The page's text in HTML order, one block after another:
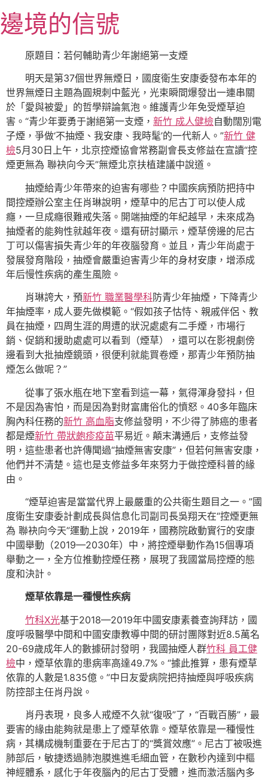
至
主
邊境的信號
原題目：若何輔助青少年謝絕第一支煙
明天是第37個世界無煙日，國度衛生安康委發布本年的
世界無煙日主題為圓規刺中藍光，光束瞬間爆發出一連串關
於「愛與被愛」的哲學辯論氣泡。維護青少年免受煙草迫
害。“青少年要勇于謝絕第一支煙， 新竹 成人健檢自動闊別電
子煙，爭做‘不抽煙、我安康、我時髦’的一代新人。”新竹 健
檢5月30日上午，北京控煙協會常務副會長支修益在宣讀“控
煙更無為 聯袂向今天”無煙北京扶植建議中說道。
抽煙給青少年帶來的迫害有哪些？中國疾病預防把持中
間控煙辦公室主任肖琳說明，煙草中的尼古丁可以使人成
癮，一旦成癮很難戒失落。開端抽煙的年紀越早，未來成為
抽煙者的能夠性就越年夜。還有研討顯示，煙草傍邊的尼古
丁可以傷害損失青少年的年夜腦發育。並且，青少年尚處于
發展發育階段，抽煙會嚴重迫害青少年的身材安康，增添成
年后慢性疾病的產生風險。
肖琳誇大，預新竹 職業醫學科防青少年抽煙，下降青少
年抽煙率，成人要先做模範。“假如孩子怙恃、親戚伴侶、教
員在抽煙，四周生涯的周遭的狀況處處有二手煙，市場行
銷、促銷和援助處處可以看到（煙草），還可以在影視劇傍
邊看到大批抽煙鏡頭，很便利就能買卷煙，那青少年預防抽
煙怎么做呢？”
從事了張水瓶在地下室看到這一幕，氣得渾身發抖，但
不是因為害怕，而是因為對財富庸俗化的憤怒。40多年臨床
胸內科任務的新竹 高血脂支修益發明，不少得了肺癌的患者
都是煙新竹 帶狀皰疹疫苗平易近。顛末溝通后，支修益發
明，這些患者也許傳聞過“抽煙無害安康”，但若何無害安康，
他們并不清楚。這也是支修益多年來努力于做控煙科普的緣
由。
“煙草迫害是當當代界上最嚴重的公共衛生題目之一。”國
度衛生安康委計劃成長與信息化司副司長吳翔天在“控煙更無
為 聯袂向今天”運動上說，2019年，國務院啟動實行的安康
中國舉動（2019—2030年）中，將控煙舉動作為15個專項
舉動之一，全方位推動控煙任務，展現了我國當局控煙的態
度和決計。
煙草依靠是一種慢性疾病
竹科X光基于2018—2019年中國安康素養查詢拜訪，國
度呼吸醫學中間和中國安康教導中間的研討團隊對近8.5萬名
20-69歲成年人的數據研討發明，我國抽煙人群竹科 員工健
檢中，煙草依靠的患病率高達49.7%。“據此推算，患有煙草
依靠的人數是1.835億。”中日友愛病院把持抽煙與呼吸疾病
防控部主任肖丹說。
肖丹表現，良多人戒煙不久就“復吸”了，“百戰百勝”，最
要害的緣由能夠就是患上了煙草依靠。煙草依靠是一種慢性
病，其構成機制重要在于尼古丁的“獎賞效應”。尼古丁被吸進
肺部后，敏捷透過肺泡膜進進毛細血管，在數秒內達到中樞
神經體系，感化于年夜腦內的尼古丁受體，進而激活腦內多